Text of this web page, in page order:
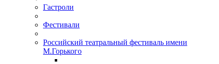
Гастроли
Фестивали
Российский театральный фестиваль имени
М.Горького